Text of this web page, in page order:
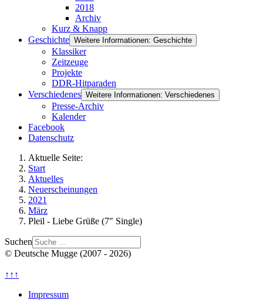
2018
Archiv
Kurz & Knapp
Geschichte Weitere Informationen: Geschichte
Klassiker
Zeitzeuge
Projekte
DDR-Hitparaden
Verschiedenes Weitere Informationen: Verschiedenes
Presse-Archiv
Kalender
Facebook
Datenschutz
Aktuelle Seite:
Start
Aktuelles
Neuerscheinungen
2021
März
Pleil - Liebe Grüße (7" Single)
Suchen
© Deutsche Mugge (2007 - 2026)
↑↑↑
Impressum